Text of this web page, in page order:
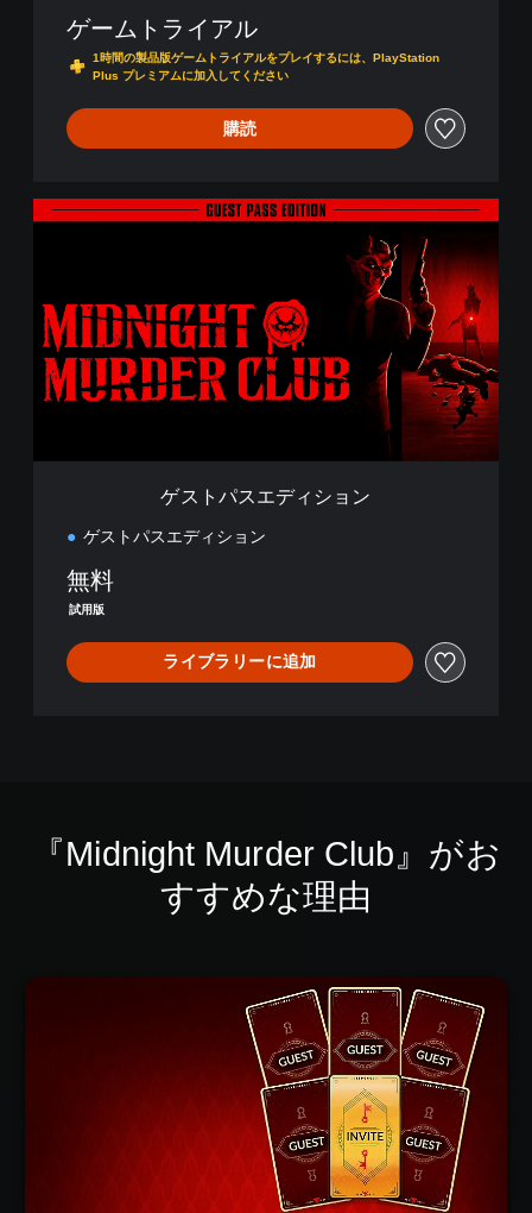
ゲームトライアル
1時間の製品版ゲームトライアルをプレイするには、PlayStation
Plus プレミアムに加入してください
購読
ス
エ
デ
ィ
シ
ゲストパスエディション
ゲストパスエディション
無料
試用版
ライブラリーに追加
『Midnight Murder Club』がお
すすめな理由